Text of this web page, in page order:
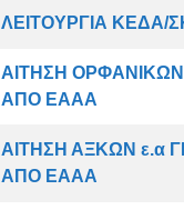
ΛΕΙΤΟΥΡΓΙΑ ΚΕΔΑ/
ΑΙΤΗΣΗ
ΑΠΟ ΕΑΑΑ
ΑΙΤΗΣΗ ΑΞΚΩΝ ε.α
ΑΠΟ ΕΑΑΑ